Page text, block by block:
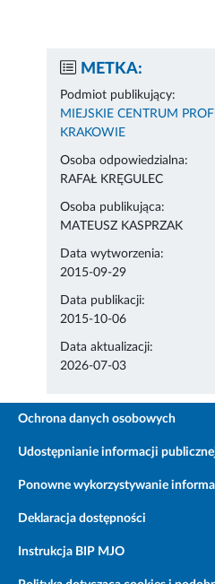
METKA:
Podmiot publikujący:
MIEJSKIE CENTRUM
KRAKOWIE
Osoba odpowiedzialna:
RAFAŁ KRĘGULEC
Osoba publikująca:
MATEUSZ KASPRZAK
Data wytworzenia:
2015-09-29
Data publikacji:
2015-10-06
Data aktualizacji:
2026-07-03
Ochrona danych osobowych
Udostępnianie informacji
Ponowne wykorzystywanie
Deklaracja dostępności
Instrukcja BIP MJO